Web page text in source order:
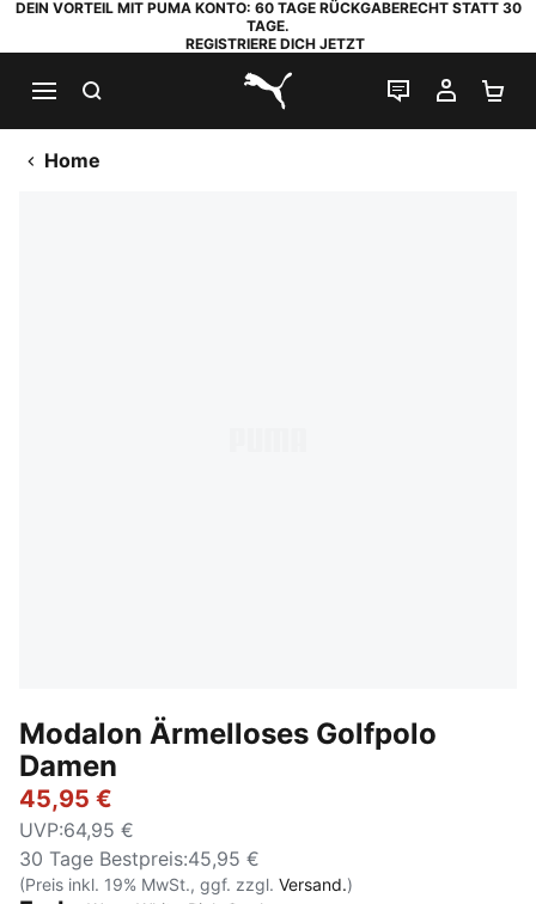
DEIN VORTEIL MIT PUMA KONTO: 60 TAGE RÜCKGABERECHT STATT 30
TAGE.
REGISTRIERE DICH JETZT
PUMA.com
LIVE-CHAT
MEIN
Home
Modalon Ärmelloses Golfpolo
Damen
45,95 €
UVP:64,95 €
30 Tage Bestpreis:45,95 €
(Preis inkl. 19% MwSt., ggf. zzgl. Versand.)